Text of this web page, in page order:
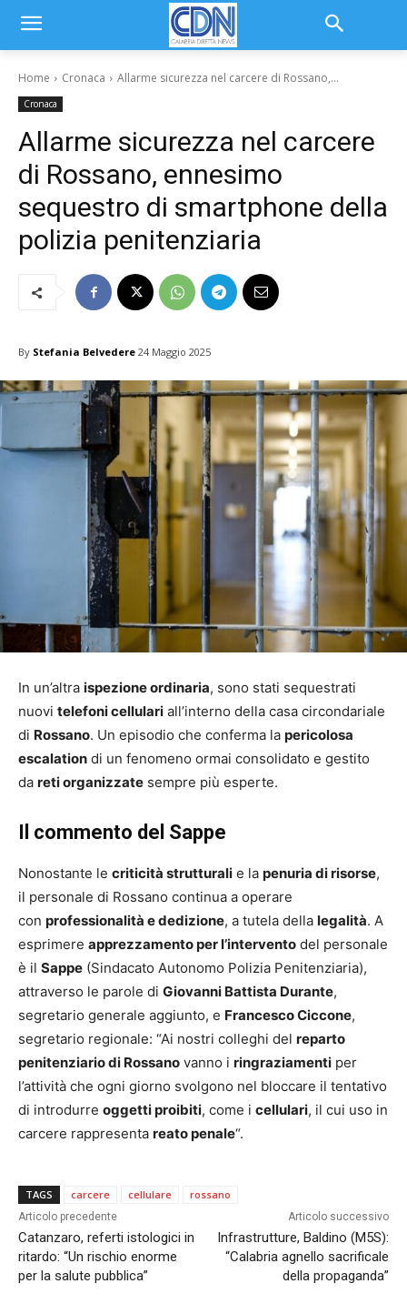
Home Cronaca Allarme sicurezza nel carcere di Rossano,...
Cronaca
Allarme sicurezza nel carcere
di Rossano, ennesimo
sequestro di smartphone della
polizia penitenziaria
By Stefania Belvedere 24 Maggio 2025
In un’altra ispezione ordinaria, sono stati sequestrati
nuovi telefoni cellulari all’interno della casa circondariale
di Rossano. Un episodio che conferma la pericolosa
escalation di un fenomeno ormai consolidato e gestito
da reti organizzate sempre più esperte.
Il commento del Sappe
Nonostante le criticità strutturali e la penuria di risorse,
il personale di Rossano continua a operare
con professionalità e dedizione, a tutela della legalità. A
esprimere apprezzamento per l’intervento del personale
è il Sappe (Sindacato Autonomo Polizia Penitenziaria),
attraverso le parole di Giovanni Battista Durante,
segretario generale aggiunto, e Francesco Ciccone,
segretario regionale: “Ai nostri colleghi del reparto
penitenziario di Rossano vanno i ringraziamenti per
l’attività che ogni giorno svolgono nel bloccare il tentativo
di introdurre oggetti proibiti, come i cellulari, il cui uso in
carcere rappresenta reato penale“.
TAGS carcere cellulare rossano
Articolo precedente
Catanzaro, referti istologici in
ritardo: “Un rischio enorme
per la salute pubblica”
Articolo successivo
Infrastrutture, Baldino (M5S):
“Calabria agnello sacrificale
della propaganda”